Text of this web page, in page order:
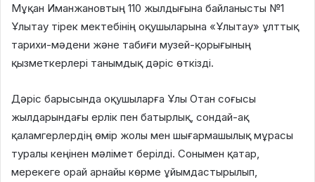
Мұқан Иманжановтың 110 жылдығына байланысты №1
Ұлытау тірек мектебінің оқушыларына «Ұлытау» ұлттық
тарихи-мәдени және табиғи музей-қорығының
қызметкерлері танымдық дәріс өткізді.
Дәріс барысында оқушыларға Ұлы Отан соғысы
жылдарындағы ерлік пен батырлық, сондай-ақ
қаламгерлердің өмір жолы мен шығармашылық мұрасы
туралы кеңінен мәлімет берілді. Сонымен қатар,
мерекеге орай арнайы көрме ұйымдастырылып,